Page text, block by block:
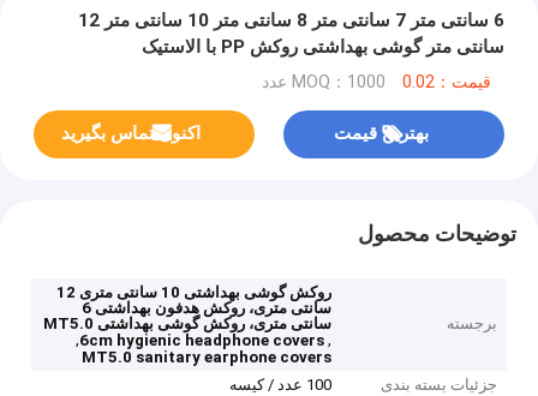
6 سانتی متر 7 سانتی متر 8 سانتی متر 10 سانتی متر 12
سانتی متر گوشی بهداشتی روکش PP با الاستیک
قیمت：0.02 MOQ：1000 عدد
بهترین قیمت اکنون تماس بگیرید
توضیحات محصول
برجسته
روکش گوشی بهداشتی 10 سانتی متری 12
سانتی متری، روکش هدفون بهداشتی 6
سانتی متری، روکش گوشی بهداشتی MT5.0
,
6cm hygienic headphone covers
,
MT5.0 sanitary earphone covers
جزئیات بسته بندی
100 عدد / کیسه